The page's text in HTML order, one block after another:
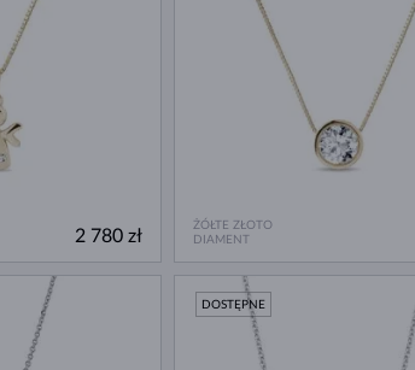
2 780 zł
ŻÓŁTE ZŁOTO
DIAMENT
DOSTĘPNE